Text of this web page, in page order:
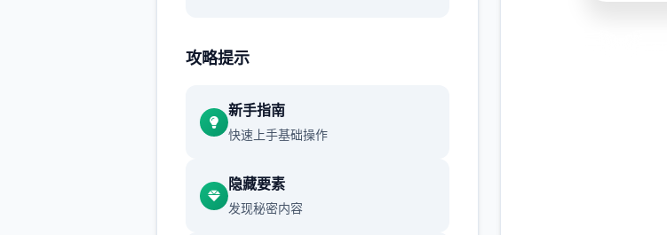
里的世界观之类的都非常优秀，
作者做了很多分支，比如某个角色
攻略提示
新手指南
快速上手基础操作
隐藏要素
发现秘密内容